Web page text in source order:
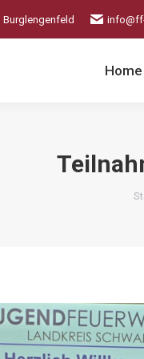
Burglengenfeld
Home